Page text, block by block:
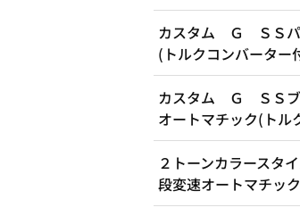
カスタム Ｇ ＳＳパ
(トルクコンバーター
カスタム Ｇ ＳＳブ
オートマチック(トル
２トーンカラース
段変速オートマチッ